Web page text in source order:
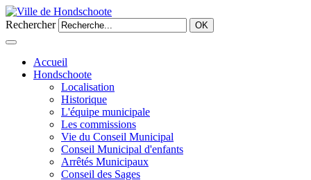
Rechercher OK
Accueil
Hondschoote
Localisation
Historique
L'équipe municipale
Les commissions
Vie du Conseil Municipal
Conseil Municipal d'enfants
Arrêtés Municipaux
Conseil des Sages